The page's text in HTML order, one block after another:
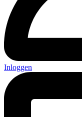
Inloggen